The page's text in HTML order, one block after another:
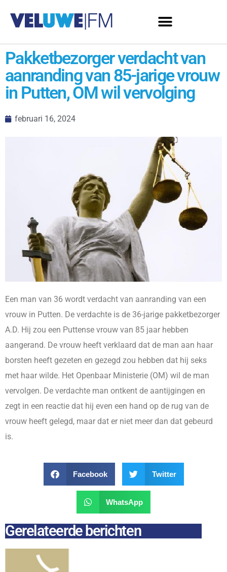
Pakketbezorger verdacht van
aanranding van 85-jarige vrouw
in Putten, OM wil vervolging
februari 16, 2024
Een man van 36 wordt verdacht van aanranding van een
vrouw in Putten. De verdachte is de 36-jarige pakketbezorger
A.D. Hij zou een Puttense vrouw van 85 jaar hebben
aangerand. De vrouw heeft verklaard dat de man aan haar
borsten heeft gezeten en gezegd zou hebben dat hij seks
met haar wilde. Het Openbaar Ministerie (OM) wil de man
vervolgen. De verdachte man ontkent de aantijgingen en
zegt in een reactie dat hij even een hand op de rug van de
vrouw heeft gelegd, maar dat er niet meer dan dat gebeurd
is.
Facebook Twitter
WhatsApp
Gerelateerde berichten